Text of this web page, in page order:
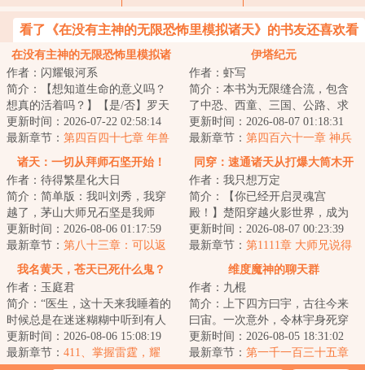
看了《在没有主神的无限恐怖里模拟诸天》的书友还喜欢看
在没有主神的无限恐怖里模拟诸
天
作者：闪耀银河系
简介：【想知道生命的意义吗？
想真的活着吗？】【是/否】罗天
点下了是。“然后呢？”“然后我的
存款就被...
更新时间：2026-07-22 02:58:14
最新章节： 第四百四十七章 年兽
伊塔纪元
作者：虾写
简介：本书为无限缝合流，包含
了中恐、西童、三国、公路、求
生、丧尸、克苏鲁、星际等元素
副本。战斗系统...
更新时间：2026-08-07 01:18:31
最新章节： 第四百六十一章 神兵
诸天：一切从拜师石坚开始！
作者：待得繁星化大日
简介：简单版：我叫刘秀，我穿
越了，茅山大师兄石坚是我师
父……不简单版：九叔：“什么符
道大成！我看你...
更新时间：2026-08-06 01:17:59
最新章节： 第八十三章：可以返
老孩童的功法！（求订阅！）
同穿：速通诸天从打爆大筒木开
始
作者：我只想万定
简介：【你已经开启灵魂宫
殿！】楚阳穿越火影世界，成为
千手一族一员，但似乎穿越的有
点早，穿越忍村都还...
更新时间：2026-08-07 00:23:39
最新章节： 第1111章 大师兄说得
我名黄天，苍天已死什么鬼？
作者：玉庭君
简介：“医生，这十天来我睡着的
时候总是在迷迷糊糊中听到有人
喊我的名字。”“黄天先生，你这是
幻听。”...
更新时间：2026-08-06 15:08:19
最新章节： 411、掌握雷霆，耀
维度魔神的聊天群
作者：九棍
简介：上下四方曰宇，古往今来
曰宙。一次意外，令林宇身死穿
越，但在穿越途中，他又意外撞
上了一个刚刚孕...
更新时间：2026-08-05 18:31:02
最新章节： 第一千一百三十五章